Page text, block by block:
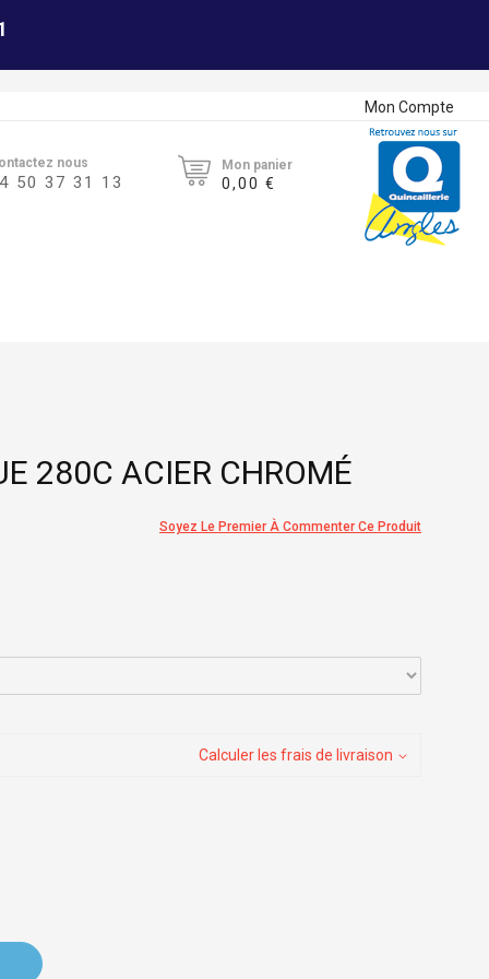
Mon Compte
nous
50 37 31 13
Mon panier
0,00 €
280C ACIER CHROMÉ
Soyez Le Premier À Commenter Ce Produit
Calculer les frais de livraison